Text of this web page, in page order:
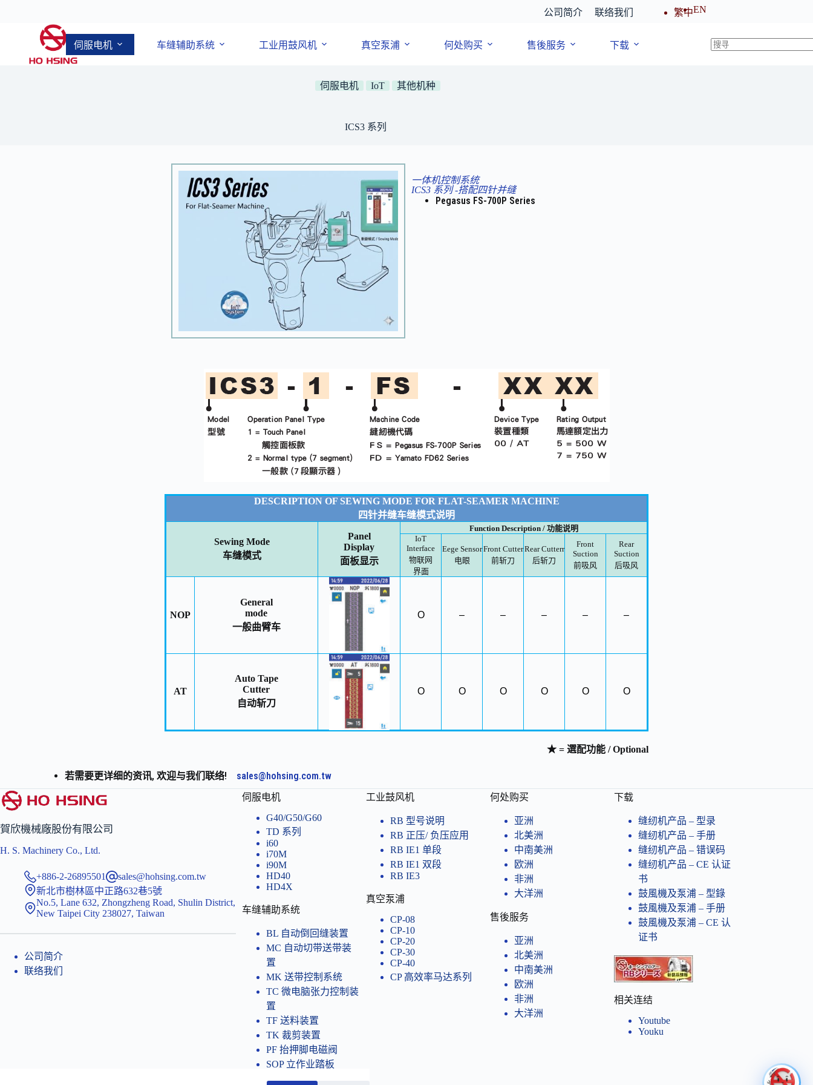
公司简介 联络我们 繁中EN
伺服电机 车缝辅助系统 工业用鼓风机 真空泵浦 何处购买 售後服务 下载
伺服电机 IoT 其他机种
ICS3 系列
一体机控制系统
ICS3 系列 -搭配四针并缝
Pegasus FS-700P Series
DESCRIPTION OF SEWING MODE FOR FLAT-SEAMER MACHINE
四针并缝车缝模式说明
Sewing Mode
车缝模式
Panel
Display
面板显示
Function Description / 功能说明
IoT
Interface
物联网
界面
Eege Sensor
电眼
Front Cutter
前斩刀
Rear Cutterr
后斩刀
Front
Suction
前吸风
Rear
Suction
后吸风
NOP
General
mode
一般曲臂车
O – – – – –
AT
Auto Tape
Cutter
自动斩刀
O O O O O O
★ = 選配功能 / Optional
若需要更详细的资讯, 欢迎与我们联络! sales@hohsing.com.tw
賀欣機械廠股份有限公司
H. S. Machinery Co., Ltd.
+886-2-26895501
sales@hohsing.com.tw
新北市樹林區中正路632巷5號
No.5, Lane 632, Zhongzheng Road, Shulin District,
New Taipei City 238027, Taiwan
公司简介
联络我们
伺服电机
G40/G50/G60
TD 系列
i60
i70M
i90M
HD40
HD4X
车缝辅助系统
BL 自动倒回缝装置
MC 自动切带送带装
置
MK 送带控制系统
TC 微电脑张力控制装
置
TF 送料装置
TK 裁剪装置
PF 抬押脚电磁阀
SOP 立作业踏板
VD 空压集屑装置
工业鼓风机
RB 型号说明
RB 正压/ 负压应用
RB IE1 单段
RB IE1 双段
RB IE3
真空泵浦
CP-08
CP-10
CP-20
CP-30
CP-40
CP 高效率马达系列
何处购买
亚洲
北美洲
中南美洲
欧洲
非洲
大洋洲
售後服务
亚洲
北美洲
中南美洲
欧洲
非洲
大洋洲
下载
缝纫机产品 – 型录
缝纫机产品 – 手册
缝纫机产品 – 错误码
缝纫机产品​ – CE 认证
书
鼓風機及泵浦 – 型錄
鼓風機及泵浦 – 手册
鼓風機及泵浦 – CE 认
证书
相关连结
Youtube
Youku